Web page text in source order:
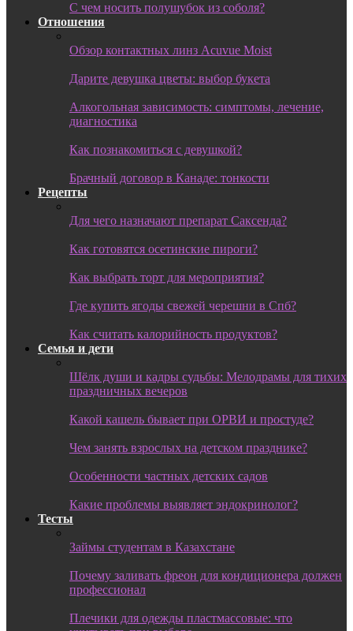
С чем носить полушубок из соболя?
Отношения
Обзор контактных линз Acuvue Moist
Дарите девушка цветы: выбор букета
Алкогольная зависимость: симптомы, лечение,
диагностика
Как познакомиться с девушкой?
Брачный договор в Канаде: тонкости
Рецепты
Для чего назначают препарат Саксенда?
Как готовятся осетинские пироги?
Как выбрать торт для мероприятия?
Где купить ягоды свежей черешни в Спб?
Как считать калорийность продуктов?
Семья и дети
Шёлк души и кадры судьбы: Мелодрамы для тихих
праздничных вечеров
Какой кашель бывает при ОРВИ и простуде?
Чем занять взрослых на детском празднике?
Особенности частных детских садов
Какие проблемы выявляет эндокринолог?
Тесты
Займы студентам в Казахстане
Почему заливать фреон для кондиционера должен
профессионал
Плечики для одежды пластмассовые: что